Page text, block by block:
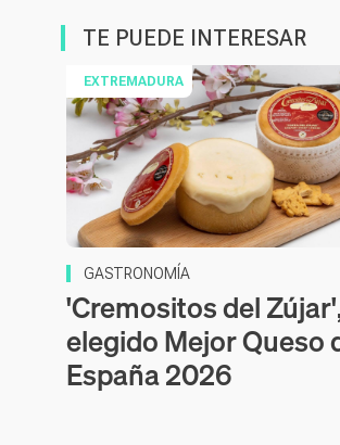
TE PUEDE INTERESAR
EXTREMADURA
GASTRONOMÍA
'Cremositos del
elegido Mejor Queso
España 2026